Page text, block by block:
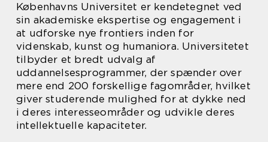
Københavns Universitet er kendetegnet ved
sin akademiske ekspertise og engagement i
at udforske nye frontiers inden for
videnskab, kunst og humaniora. Universitetet
tilbyder et bredt udvalg af
uddannelsesprogrammer, der spænder over
mere end 200 forskellige fagområder, hvilket
giver studerende mulighed for at dykke ned
i deres interesseområder og udvikle deres
intellektuelle kapaciteter.